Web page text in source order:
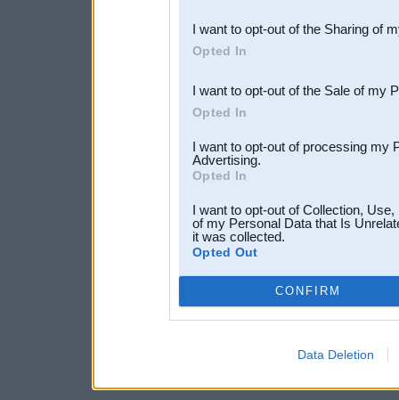
Downstream Participants
third parties.
I want to opt-out of the Sharing of
Opted In
I want to opt-out of the Sale of my
Opted In
I want to opt-out of processing my
Advertising.
Opted In
I want to opt-out of Collection,
of my Personal Data that Is
it was collected.
Opted Out
CONFIRM
Data Deletion